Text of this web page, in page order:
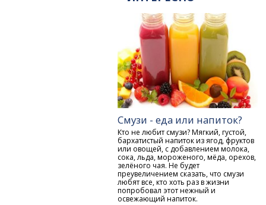
Смузи - еда или напиток?
Кто не любит смузи? Мягкий, густой,
бархатистый напиток из ягод, фруктов
или овощей, с добавлением молока,
сока, льда, мороженого, мёда, орехов,
зелёного чая. Не будет
преувеличением сказать, что смузи
любят все, кто хоть раз в жизни
попробовал этот нежный и
освежающий напиток.